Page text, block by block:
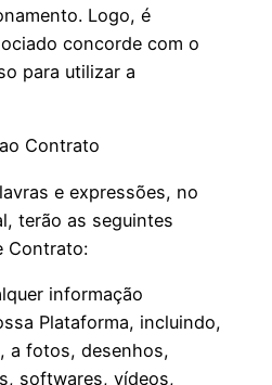
Logo, é
concorde com o
para utilizar a
Contrato
e expressões, no
terão as seguintes
Contrato:
informação
Plataforma, incluindo,
a fotos, desenhos,
softwares, vídeos,